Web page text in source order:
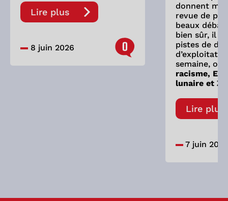
Lire plus
8 juin 2026 0
donnent
revue de
beaux
bien sûr, il
pistes de
semaine, on
racisme,
lunaire et
Lire plus
7 juin